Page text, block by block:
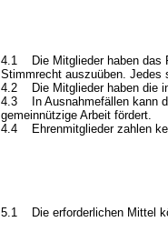
4.1 Die Mitglieder haben das
Stimmrecht auszuüben. Jedes
4.2 Die Mitglieder haben die
4.3 In Ausnahmefällen kann
gemeinnützige Arbeit fördert.
4.4 Ehrenmitglieder zahlen
5.1 Die erforderlichen Mittel